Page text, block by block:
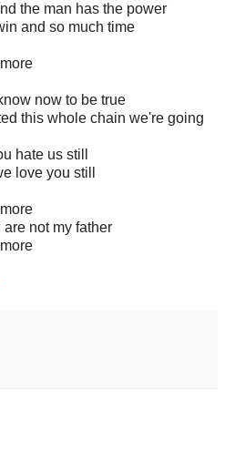
the man has the power
and so much time
now to be true
this whole chain we're going
hate us still
love you still
are not my father